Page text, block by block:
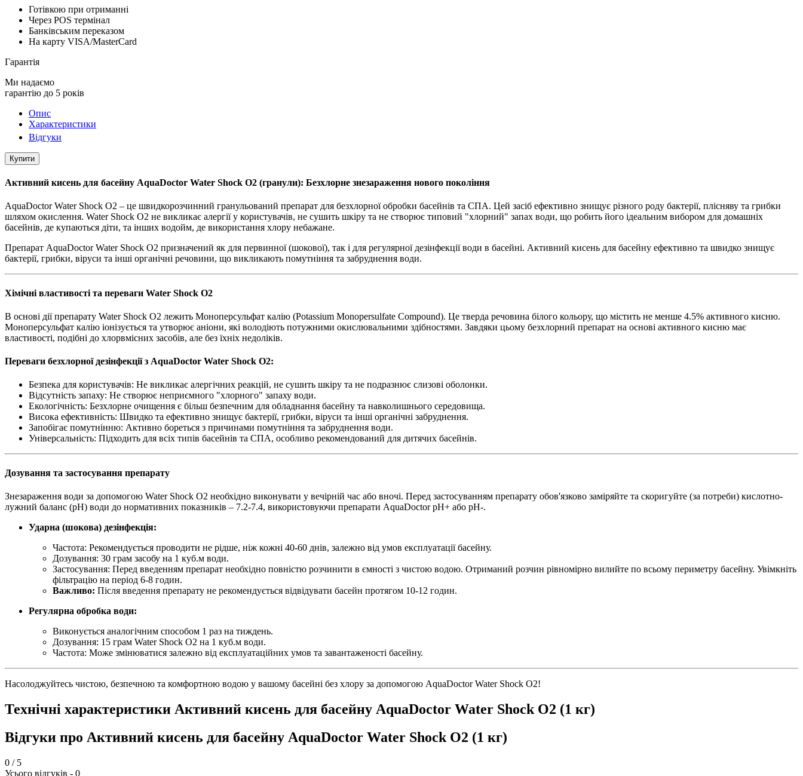
Готівкою при отриманні
Через POS термінал
Банківським переказом
На карту VISA/MasterCard
Гарантія
Ми надаємо
гарантію до 5 років
Опис
Характеристики
Відгуки
Купити
Активний кисень для басейну AquaDoctor Water Shock О2 (гранули): Безхлорне знезараження нового покоління
AquaDoctor Water Shock О2 – це швидкорозчинний гранульований препарат для безхлорної обробки басейнів та СПА. Цей засіб ефективно знищує різного роду бактерії, плісняву та грибки
шляхом окислення. Water Shock О2 не викликає алергії у користувачів, не сушить шкіру та не створює типовий "хлорний" запах води, що робить його ідеальним вибором для домашніх
басейнів, де купаються діти, та інших водойм, де використання хлору небажане.
Препарат AquaDoctor Water Shock О2 призначений як для первинної (шокової), так і для регулярної дезінфекції води в басейні. Активний кисень для басейну ефективно та швидко знищує
бактерії, грибки, віруси та інші органічні речовини, що викликають помутніння та забруднення води.
Хімічні властивості та переваги Water Shock О2
В основі дії препарату Water Shock О2 лежить Моноперсульфат калію (Potassium Monopersulfate Compound). Це тверда речовина білого кольору, що містить не менше 4.5% активного кисню.
Моноперсульфат калію іонізується та утворює аніони, які володіють потужними окислювальними здібностями. Завдяки цьому безхлорний препарат на основі активного кисню має
властивості, подібні до хлорвмісних засобів, але без їхніх недоліків.
Переваги безхлорної дезінфекції з AquaDoctor Water Shock О2:
Безпека для користувачів: Не викликає алергічних реакцій, не сушить шкіру та не подразнює слизові оболонки.
Відсутність запаху: Не створює неприємного "хлорного" запаху води.
Екологічність: Безхлорне очищення є більш безпечним для обладнання басейну та навколишнього середовища.
Висока ефективність: Швидко та ефективно знищує бактерії, грибки, віруси та інші органічні забруднення.
Запобігає помутнінню: Активно бореться з причинами помутніння та забруднення води.
Універсальність: Підходить для всіх типів басейнів та СПА, особливо рекомендований для дитячих басейнів.
Дозування та застосування препарату
Знезараження води за допомогою Water Shock О2 необхідно виконувати у вечірній час або вночі. Перед застосуванням препарату обов'язково заміряйте та скоригуйте (за потреби) кислотно-
лужний баланс (pH) води до нормативних показників – 7.2-7.4, використовуючи препарати AquaDoctor рН+ або рН-.
Ударна (шокова) дезінфекція:
Частота: Рекомендується проводити не рідше, ніж кожні 40-60 днів, залежно від умов експлуатації басейну.
Дозування: 30 грам засобу на 1 куб.м води.
Застосування: Перед введенням препарат необхідно повністю розчинити в ємності з чистою водою. Отриманий розчин рівномірно вилийте по всьому периметру басейну. Увімкніть
фільтрацію на період 6-8 годин.
Важливо: Після введення препарату не рекомендується відвідувати басейн протягом 10-12 годин.
Регулярна обробка води:
Виконується аналогічним способом 1 раз на тиждень.
Дозування: 15 грам Water Shock О2 на 1 куб.м води.
Частота: Може змінюватися залежно від експлуатаційних умов та завантаженості басейну.
Насолоджуйтесь чистою, безпечною та комфортною водою у вашому басейні без хлору за допомогою AquaDoctor Water Shock О2!
Технічні характеристики Активний кисень для басейну AquaDoctor Water Shock О2 (1 кг)
Відгуки про Активний кисень для басейну AquaDoctor Water Shock О2 (1 кг)
0 / 5
Усього відгуків - 0